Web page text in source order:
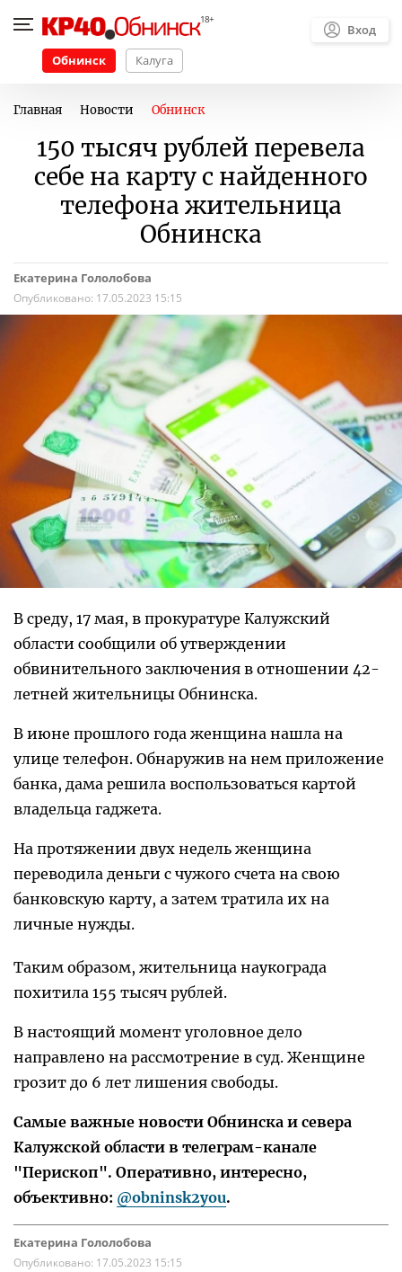
Обнинск Калуга
Вход
Главная Новости Обнинск
150 тысяч рублей перевела
себе на карту с найденного
телефона жительница
Обнинска
Екатерина Гололобова
Опубликовано: 17.05.2023 15:15
В среду, 17 мая, в прокуратуре Калужский
области сообщили об утверждении
обвинительного заключения в отношении 42-
летней жительницы Обнинска.
В июне прошлого года женщина нашла на
улице телефон. Обнаружив на нем приложение
банка, дама решила воспользоваться картой
владельца гаджета.
На протяжении двух недель женщина
переводила деньги с чужого счета на свою
банковскую карту, а затем тратила их на
личные нужды.
Таким образом, жительница наукограда
похитила 155 тысяч рублей.
В настоящий момент уголовное дело
направлено на рассмотрение в суд. Женщине
грозит до 6 лет лишения свободы.
Самые важные новости Обнинска и севера
Калужской области в телеграм-канале
"Перископ". Оперативно, интересно,
объективно: @obninsk2you.
Екатерина Гололобова
Опубликовано: 17.05.2023 15:15